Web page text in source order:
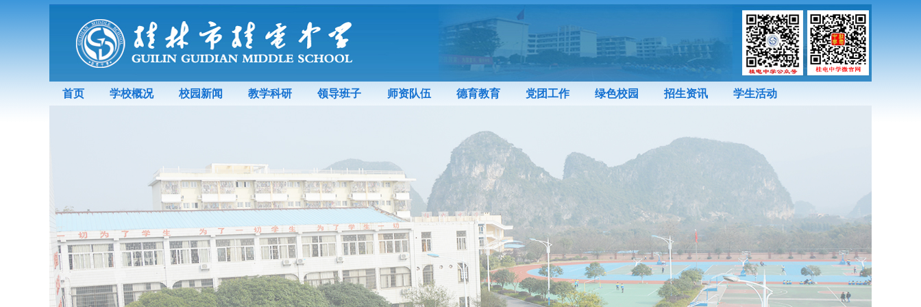
首页 学校概况 校园新闻 教学科研 领导班子 师资队伍 德育教育 党团工作 绿色校园 招生资讯 学生活动